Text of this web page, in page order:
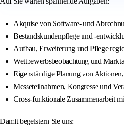
Akquise von Software- und
Bestandskundenpflege und -
Aufbau, Erweiterung und Pflege
Wettbewerbsbeobachtung und
Eigenständige Planung von
Messeteilnahmen, Kongresse und
Cross-funktionale Zusammenarbeit
Damit begeistern Sie uns: